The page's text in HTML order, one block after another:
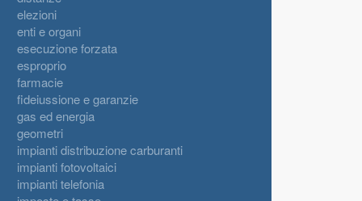
elezioni
enti e organi
esecuzione forzata
esproprio
farmacie
fideiussione e garanzie
gas ed energia
geometri
impianti distribuzione carburanti
impianti fotovoltaici
impianti telefonia